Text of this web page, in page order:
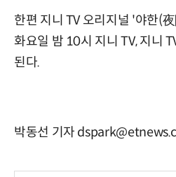
한편 지니 TV 오리지널 '야한(
화요일 밤 10시 지니 TV, 지니
된다.
박동선 기자